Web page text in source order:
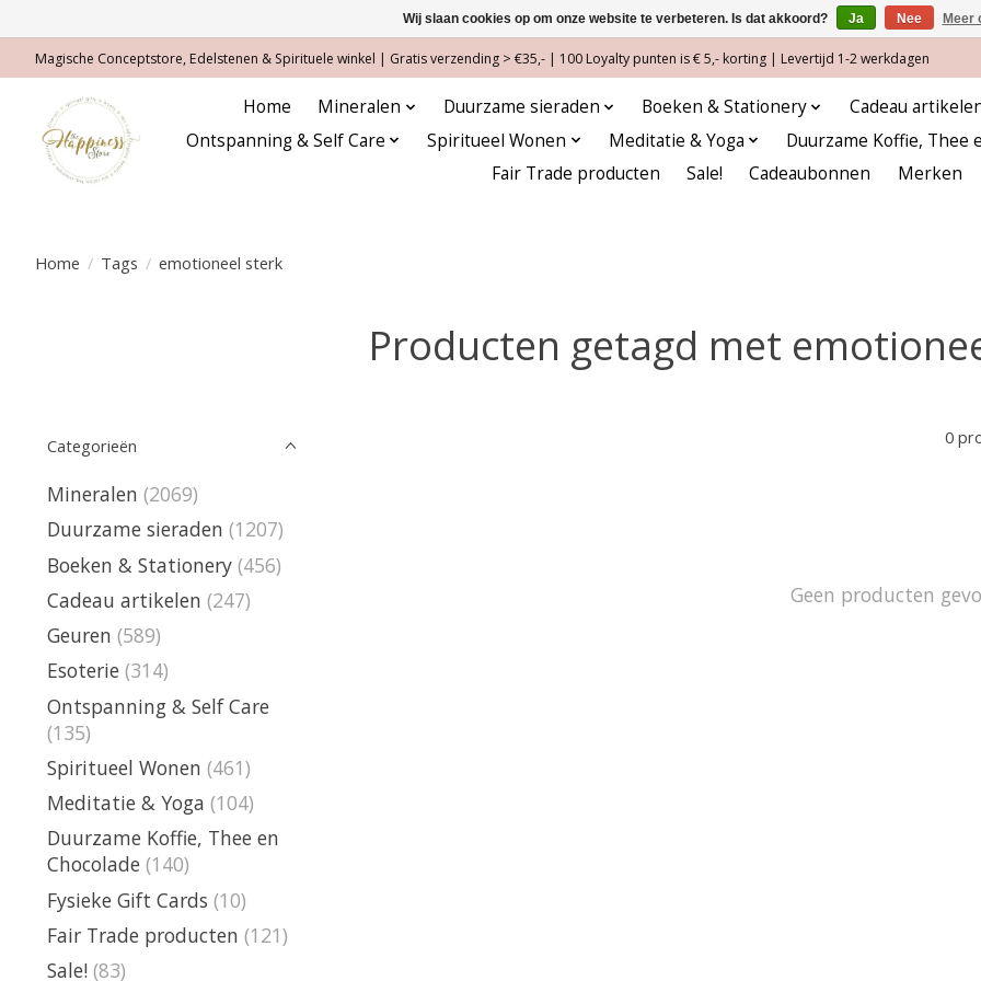
Magische Conceptstore, Edelstenen & Spirituele winkel | Gratis verzending > €35,- | 100 Loyalty punten is € 5,- korting | Levertijd 1-2 werkdagen
Home Mineralen Duurzame sieraden Boeken & Stationery Cadeau
Ontspanning & Self Care
Spiritueel Wonen Meditatie & Yoga Duurzame Koffie, Thee
Fair Trade producten
Sale! Cadeaubonnen Merken
Home / Tags / emotioneel sterk
Producten getagd met
Categorieën
Mineralen (2069)
Duurzame sieraden (1207)
Boeken & Stationery (456)
Cadeau artikelen (247)
Geuren (589)
Esoterie (314)
Ontspanning & Self Care
(135)
Spiritueel Wonen (461)
Meditatie & Yoga (104)
Duurzame Koffie, Thee en
Chocolade (140)
Fysieke Gift Cards (10)
Fair Trade producten (121)
Sale! (83)
0
Geen producten
Wij slaan cookies op om onze website te verbeteren. Is dat akkoord? Ja Nee Meer